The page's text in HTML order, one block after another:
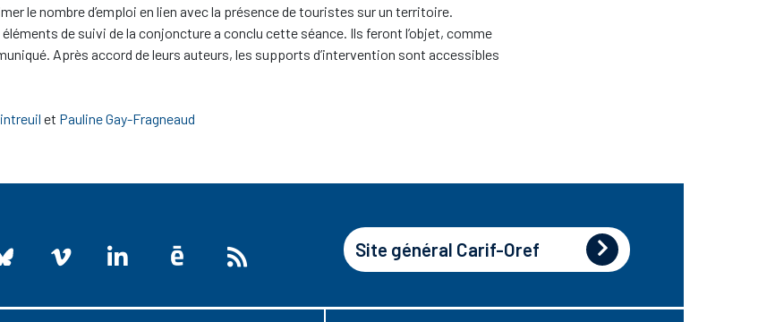
le nombre d’emploi en lien avec la présence de touristes sur un territoire.
de suivi de la conjoncture a conclu cette séance. Ils feront l’objet, comme
Après accord de leurs auteurs, les supports d’intervention sont accessibles
et Pauline Gay-Fragneaud
Site général Carif-Oref